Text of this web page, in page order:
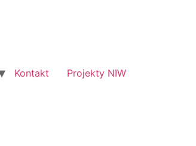
Kontakt Projekty NIW